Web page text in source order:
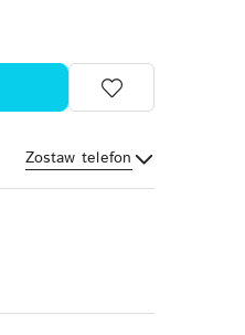
Zostaw telefon
Wyślij